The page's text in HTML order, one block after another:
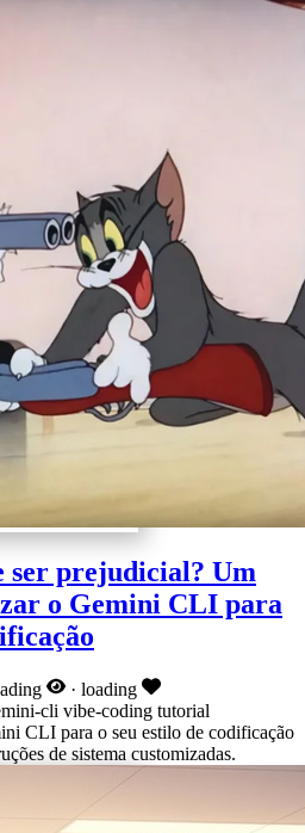
ser prejudicial? Um
o Gemini CLI para
· loading
cli vibe-coding tutorial
CLI para o seu estilo de codificação
de sistema customizadas.